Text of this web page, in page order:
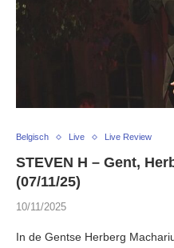
Belgisch Live Live Review
STEVEN H – Gent,
(07/11/25)
10/11/2025
In de Gentse Herberg